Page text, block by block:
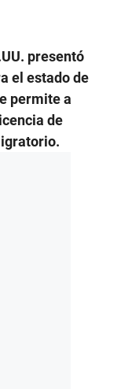
presentó
el estado de
permite a
de